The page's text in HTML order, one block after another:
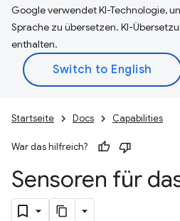
Google verwendet KI-Technologie,
Sprache zu übersetzen. KI-
enthalten.
Startseite Docs Capabilities
War das hilfreich?
Sensoren für